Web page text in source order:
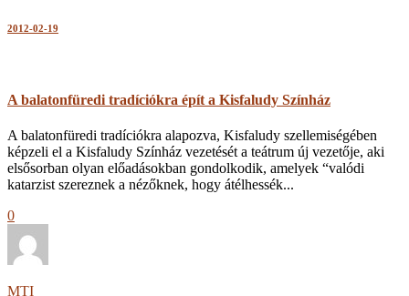
2012-02-19
A balatonfüredi tradíciókra épít a Kisfaludy Színház
A balatonfüredi tradíciókra alapozva, Kisfaludy szellemiségében
képzeli el a Kisfaludy Színház vezetését a teátrum új vezetője, aki
elsősorban olyan előadásokban gondolkodik, amelyek “valódi
katarzist szereznek a nézőknek, hogy átélhessék...
0
MTI